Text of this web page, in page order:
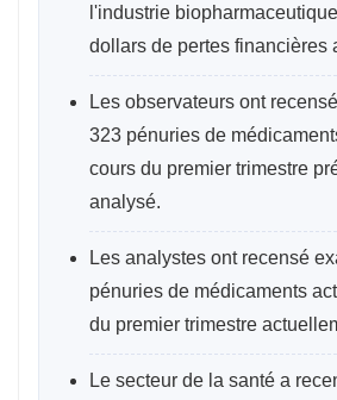
l'industrie
dollars de pertes financières
Les observateurs ont
323 pénuries de
cours du premier trimestre
analysé.
Les analystes ont recensé
pénuries de médicaments
du premier trimestre
Le secteur de la santé a